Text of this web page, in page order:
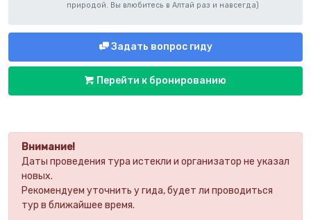
Внимание!
Даты проведения тура истекли и организатор не указал
новых.
Рекомендуем уточнить у гида, будет ли проводиться
тур в ближайшее время.
природой. Вы влюбитесь в Алтай раз и навсегда)
Задать вопрос гиду
Перейти к бронированию